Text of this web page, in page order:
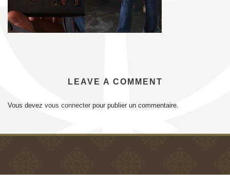
LEAVE A COMMENT
Vous devez vous connecter pour publier un commentaire.